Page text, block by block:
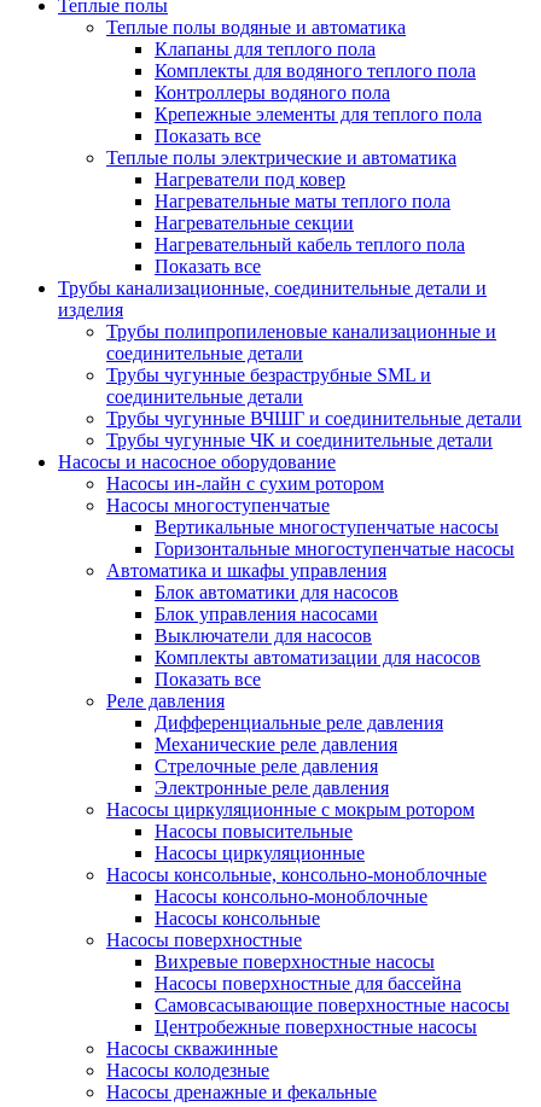
Теплые полы
Теплые полы водяные и автоматика
Клапаны для теплого пола
Комплекты для водяного теплого пола
Контроллеры водяного пола
Крепежные элементы для теплого пола
Показать все
Теплые полы электрические и автоматика
Нагреватели под ковер
Нагревательные маты теплого пола
Нагревательные секции
Нагревательный кабель теплого пола
Показать все
Трубы канализационные, соединительные детали и
изделия
Трубы полипропиленовые канализационные и
соединительные детали
Трубы чугунные безраструбные SML и
соединительные детали
Трубы чугунные ВЧШГ и соединительные детали
Трубы чугунные ЧК и соединительные детали
Насосы и насосное оборудование
Насосы ин-лайн с сухим ротором
Насосы многоступенчатые
Вертикальные многоступенчатые насосы
Горизонтальные многоступенчатые насосы
Автоматика и шкафы управления
Блок автоматики для насосов
Блок управления насосами
Выключатели для насосов
Комплекты автоматизации для насосов
Показать все
Реле давления
Дифференциальные реле давления
Механические реле давления
Стрелочные реле давления
Электронные реле давления
Насосы циркуляционные с мокрым ротором
Насосы повысительные
Насосы циркуляционные
Насосы консольные, консольно-моноблочные
Насосы консольно-моноблочные
Насосы консольные
Насосы поверхностные
Вихревые поверхностные насосы
Насосы поверхностные для бассейна
Самовсасывающие поверхностные насосы
Центробежные поверхностные насосы
Насосы скважинные
Насосы колодезные
Насосы дренажные и фекальные